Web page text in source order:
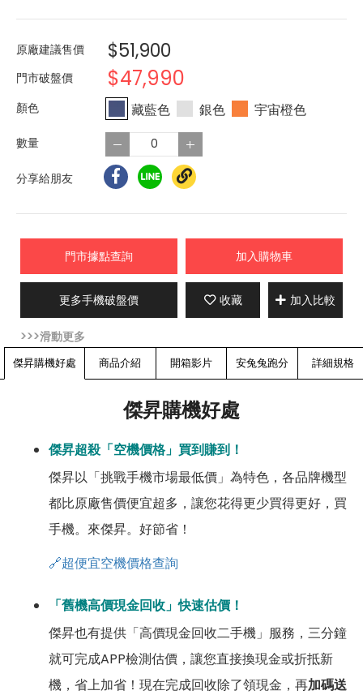
原廠建議售價 $51,900
門市破盤價 $47,990
藏藍色 銀色 宇宙橙色
分享給朋友
門市據點查詢 加入購物車
更多手機破盤價 收藏 加入比較
傑昇購機好處 商品介紹 開箱影片 安兔兔跑分 詳細規格
傑昇購機好處
傑昇超殺「空機價格」買到賺到！
傑昇以「挑戰手機市場最低價」為特色，各品牌機型
都比原廠售價便宜超多，讓您花得更少買得更好，買
手機。來傑昇。好節省！
🔗超便宜空機價格查詢
「舊機高價現金回收」快速估價！
傑昇也有提供「高價現金回收二手機」服務，三分鐘
就可完成APP檢測估價，讓您直接換現金或折抵新
機，省上加省！現在完成回收除了領現金，再加碼送